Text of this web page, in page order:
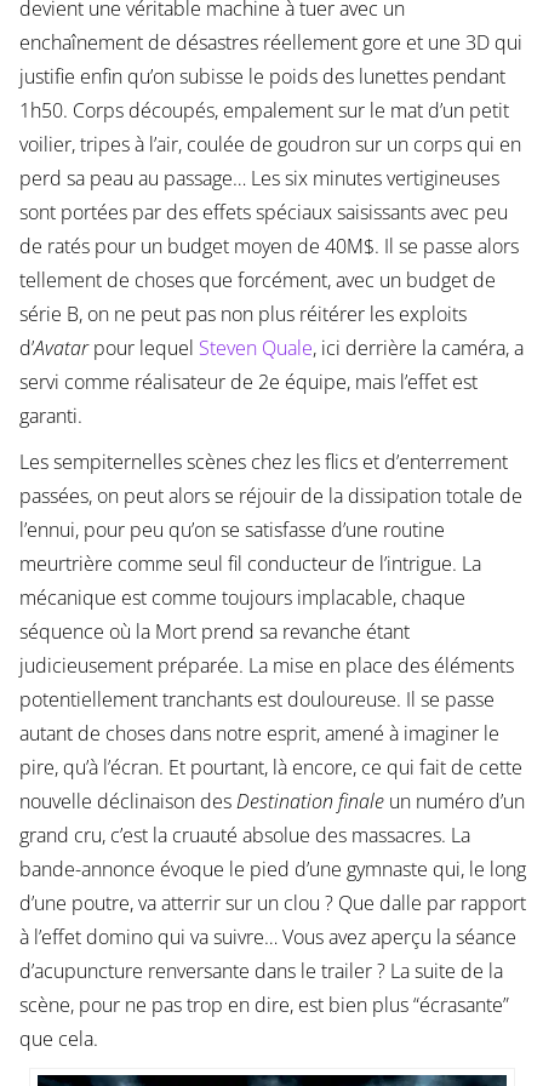
devient une véritable machine à tuer avec un
enchaînement de désastres réellement gore et une 3D qui
justifie enfin qu’on subisse le poids des lunettes pendant
1h50. Corps découpés, empalement sur le mat d’un petit
voilier, tripes à l’air, coulée de goudron sur un corps qui en
perd sa peau au passage… Les six minutes vertigineuses
sont portées par des effets spéciaux saisissants avec peu
de ratés pour un budget moyen de 40M$. Il se passe alors
tellement de choses que forcément, avec un budget de
série B, on ne peut pas non plus réitérer les exploits
d’Avatarpour lequel Steven Quale, ici derrière la caméra, a
servi comme réalisateur de 2e équipe, mais l’effet est
garanti.
Les sempiternelles scènes chez les flics et d’enterrement
passées, on peut alors se réjouir de la dissipation totale de
l’ennui, pour peu qu’on se satisfasse d’une routine
meurtrière comme seul fil conducteur de l’intrigue. La
mécanique est comme toujours implacable, chaque
séquence où la Mort prend sa revanche étant
judicieusement préparée. La mise en place des éléments
potentiellement tranchants est douloureuse. Il se passe
autant de choses dans notre esprit, amené à imaginer le
pire, qu’à l’écran. Et pourtant, là encore, ce qui fait de cette
nouvelle déclinaison desDestination finaleun numéro d’un
grand cru, c’est la cruauté absolue des massacres. La
bande-annonce évoque le pied d’une gymnaste qui, le long
d’une poutre, va atterrir sur un clou ? Que dalle par rapport
à l’effet domino qui va suivre… Vous avez aperçu la séance
d’acupuncture renversante dans le trailer ? La suite de la
scène, pour ne pas trop en dire, est bien plus “écrasante”
que cela.